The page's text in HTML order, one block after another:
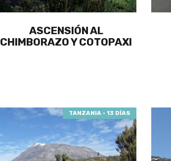
ASCENSIÓN AL
CHIMBORAZO Y COTOPAXI
TANZANIA · 13 DÍAS